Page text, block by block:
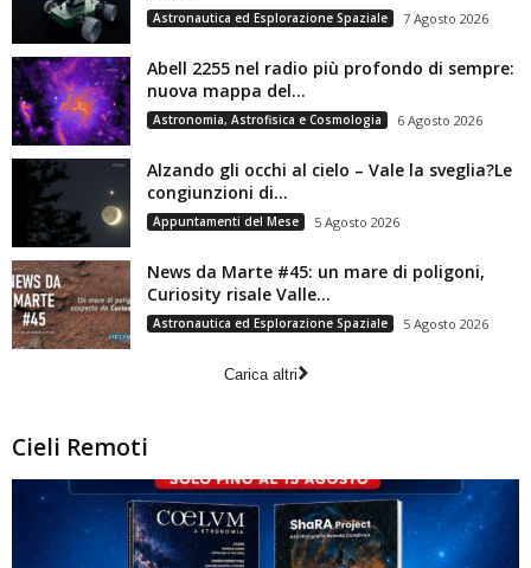
Astronautica ed Esplorazione Spaziale 7 Agosto 2026
Abell 2255 nel radio più profondo di sempre:
nuova mappa del...
Astronomia, Astrofisica e Cosmologia 6 Agosto 2026
Alzando gli occhi al cielo – Vale la sveglia?Le
congiunzioni di...
Appuntamenti del Mese 5 Agosto 2026
News da Marte #45: un mare di poligoni,
Curiosity risale Valle...
Astronautica ed Esplorazione Spaziale 5 Agosto 2026
Carica altri
Cieli Remoti